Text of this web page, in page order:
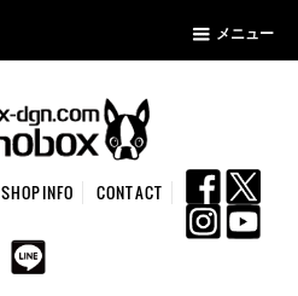
メニュー
SHOPINFO CONTACT